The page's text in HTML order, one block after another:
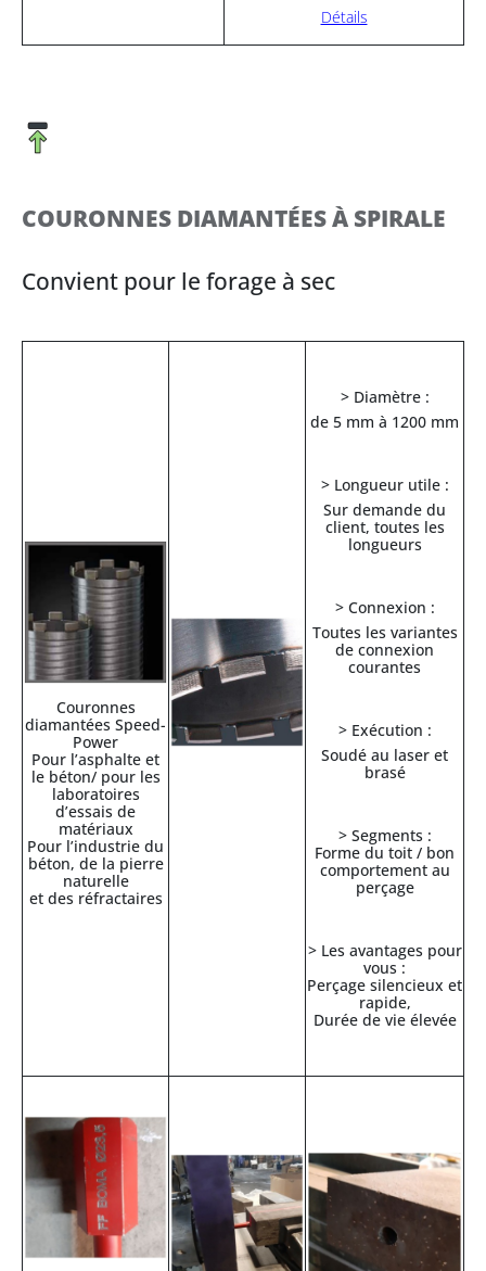
Détails
COURONNES DIAMANTÉES À SPIRALE
Convient pour le forage à sec
Couronnes
diamantées Speed-
Power
Pour l’asphalte et
le béton/ pour les
laboratoires
d’essais de
matériaux
Pour l’industrie du
béton, de la pierre
naturelle
et des réfractaires
> Diamètre :
de 5 mm à 1200 mm
> Longueur utile :
Sur demande du
client, toutes les
longueurs
> Connexion :
Toutes les variantes
de connexion
courantes
> Exécution :
Soudé au laser et
brasé
> Segments :
Forme du toit / bon
comportement au
perçage
> Les avantages pour
vous :
Perçage silencieux et
rapide,
Durée de vie élevée